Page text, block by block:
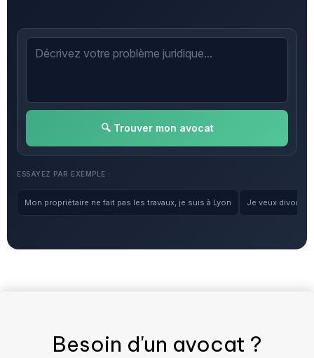
🔍 Trouver mon avocat
ESSAYEZ PAR EXEMPLE :
Mon propriétaire ne fait pas les travaux, je suis à Lyon Je veux
Besoin d'un avocat ?